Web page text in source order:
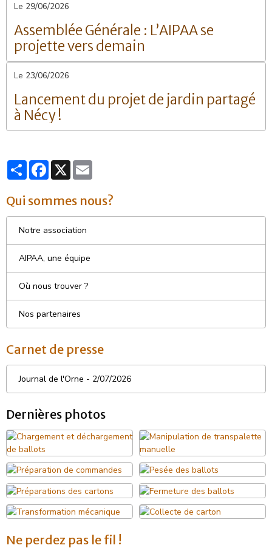
Le 29/06/2026
Assemblée Générale : L’AIPAA se
projette vers demain
Le 23/06/2026
Lancement du projet de jardin partagé
à Nécy !
PartagerFacebook
X
Qui sommes nous?
Notre association
AIPAA, une équipe
Où nous trouver ?
Nos partenaires
Carnet de presse
Journal de l'Orne - 2/07/2026
Dernières photos
Ne perdez pas le fil !